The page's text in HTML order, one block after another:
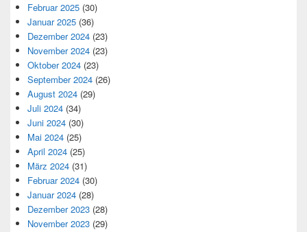
Februar 2025 (30)
Januar 2025 (36)
Dezember 2024 (23)
November 2024 (23)
Oktober 2024 (23)
September 2024 (26)
August 2024 (29)
Juli 2024 (34)
Juni 2024 (30)
Mai 2024 (25)
April 2024 (25)
März 2024 (31)
Februar 2024 (30)
Januar 2024 (28)
Dezember 2023 (28)
November 2023 (29)